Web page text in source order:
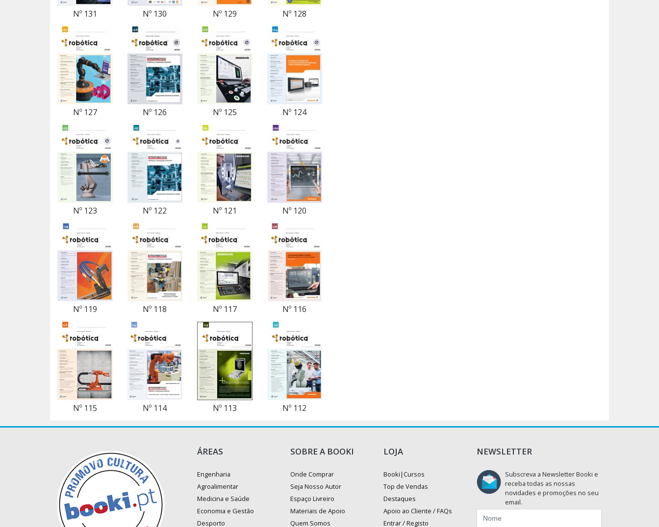
Nº 131 Nº 130 Nº 129 Nº 128
Nº 127 Nº 126 Nº 125 Nº 124
Nº 123 Nº 122 Nº 121 Nº 120
Nº 119 Nº 118 Nº 117 Nº 116
Nº 115 Nº 114 Nº 113 Nº 112
ÁREAS
Engenharia
Agroalimentar
Medicina e Saúde
Economia e Gestão
Desporto
SOBRE A BOOKI
Onde Comprar
Seja Nosso Autor
Espaço Livreiro
Materiais de Apoio
Quem Somos
LOJA
Booki|Cursos
Top de Vendas
Destaques
Apoio ao Cliente / FAQs
Entrar / Registo
NEWSLETTER
Subscreva a Newsletter Booki e
receba todas as nossas
novidades e promoções no seu
email.